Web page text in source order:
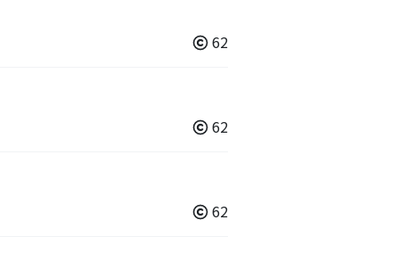
62
62
62